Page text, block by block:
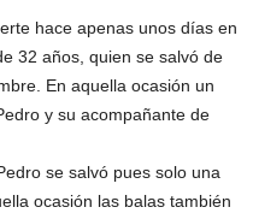
hace apenas unos días en
32 años, quien se salvó de
En aquella ocasión un
y su acompañante de
se salvó pues solo una
ocasión las balas también